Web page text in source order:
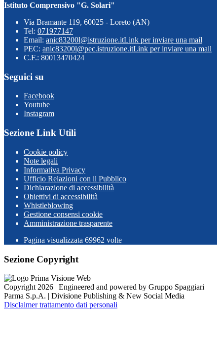
Istituto Comprensivo "G. Solari"
Via Bramante 119, 60025 - Loreto (AN)
Tel: 071977147
Email: anic83200l@istruzione.itLink per inviare una mail
PEC: anic83200l@pec.istruzione.itLink per inviare una mail
C.F.: 80013470424
Seguici su
Facebook
Youtube
Instagram
Sezione Link Utili
Cookie policy
Note legali
Informativa Privacy
Ufficio Relazioni con il Pubblico
Dichiarazione di accessibilità
Obiettivi di accessibilità
Whistleblowing
Gestione consensi cookie
Amministrazione trasparente
Pagina visualizzata 69962 volte
Sezione Copyright
Copyright 2026 | Engineered and powered by Gruppo Spaggiari
Parma S.p.A. | Divisione Publishing & New Social Media
Disclaimer trattamento dati personali